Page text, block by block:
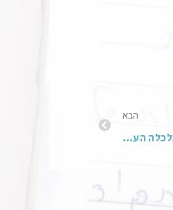
הבא
ניוזלטר: אפקט הקורונה על הכלכלה העולמית